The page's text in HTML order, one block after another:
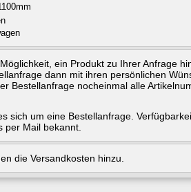
ein Produkt zu Ihrer Anfrage
dann mit ihren persönlichen
Bestellanfrage nocheinmal alle
sich um eine Bestellanfrage.
per Mail bekannt.
die Versandkosten hinzu.